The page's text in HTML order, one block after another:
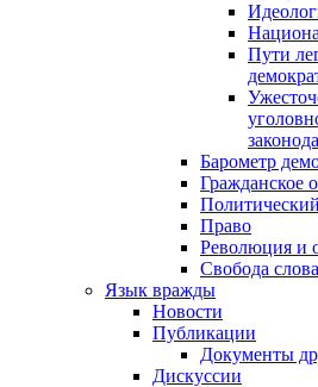
Пути
Барометр
Гражданское
Право
Революция и
Свобода слова
Язык вражды
Новости
Публикации
Документы
Дискуссии